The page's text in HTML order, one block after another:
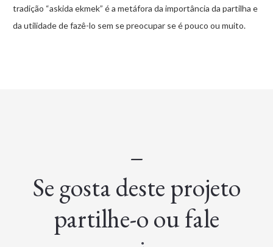
tradição “askida ekmek” é a metáfora da importância da partilha e
da utilidade de fazê-lo sem se preocupar se é pouco ou muito.
–
Se gosta deste projeto
partilhe-o ou fale